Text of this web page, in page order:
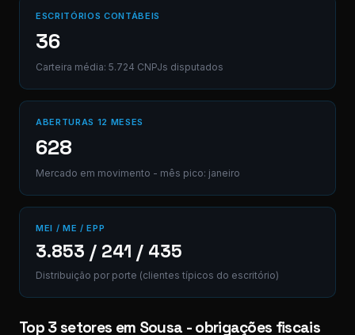
ESCRITÓRIOS CONTÁBEIS
36
Carteira média: 5.724 CNPJs disputados
ABERTURAS 12 MESES
628
Mercado em movimento - mês pico: janeiro
MEI / ME / EPP
3.853 / 241 / 435
Distribuição por porte (clientes típicos do escritório)
Top 3 setores em Sousa - obrigações fiscais